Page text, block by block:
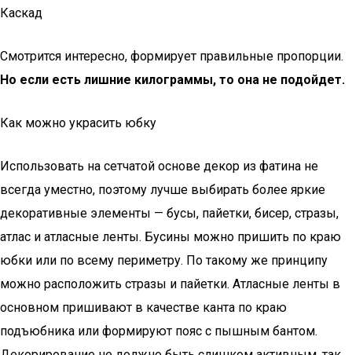
Каскад
Смотрится интересно, формирует правильные пропорции.
Но если есть лишние килограммы, то она не подойдет.
Как можно украсить юбку
Использовать на сетчатой основе декор из фатина не
всегда уместно, поэтому лучше выбирать более яркие
декоративные элементы — бусы, пайетки, бисер, стразы,
атлас и атласные ленты. Бусины можно пришить по краю
юбки или по всему периметру. По такому же принципу
можно расположить стразы и пайетки. Атласные ленты в
основном пришивают в качестве канта по краю
подъюбника или формируют пояс с пышным бантом.